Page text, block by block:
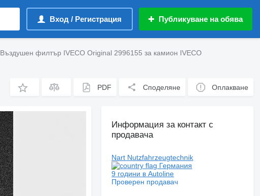
Вход / Регистрация Публикуване на обява
Въздушен филтър IVECO Original 2996155 за камион IVECO
PDF Споделяне Оплакване
Информация за контакт с
продавача
Nart Nutzfahrzeugtechnik
Германия
9 години в Autoline
Проверен продавач